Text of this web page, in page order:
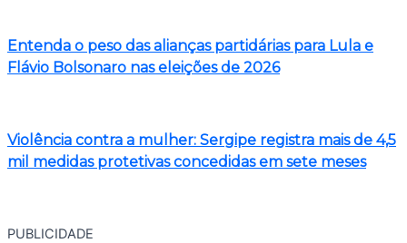
Entenda o peso das alianças partidárias para Lula e
Flávio Bolsonaro nas eleições de 2026
Violência contra a mulher: Sergipe registra mais de 4,5
mil medidas protetivas concedidas em sete meses
PUBLICIDADE